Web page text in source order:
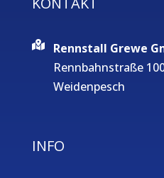
Rennstall Grewe
Rennbahnstraße
Weidenpesch
INFO